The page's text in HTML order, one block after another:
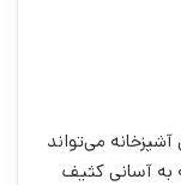
می‌تواند
به آسانی کثیف